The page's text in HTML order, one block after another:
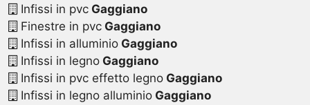
Infissi in pvcGaggiano
Finestre in pvcGaggiano
Infissi in alluminioGaggiano
Infissi in legnoGaggiano
Infissi in pvc effetto legnoGaggiano
Infissi in legno alluminioGaggiano